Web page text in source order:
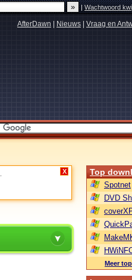
|Wachtwoord
AfterDawn Nieuws Vraag en
X Top
Spotnet
DVD
Meer